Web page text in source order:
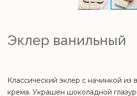
Эклер ванильный
Классический эклер с начинкой из
крема. Украшен шоколадной